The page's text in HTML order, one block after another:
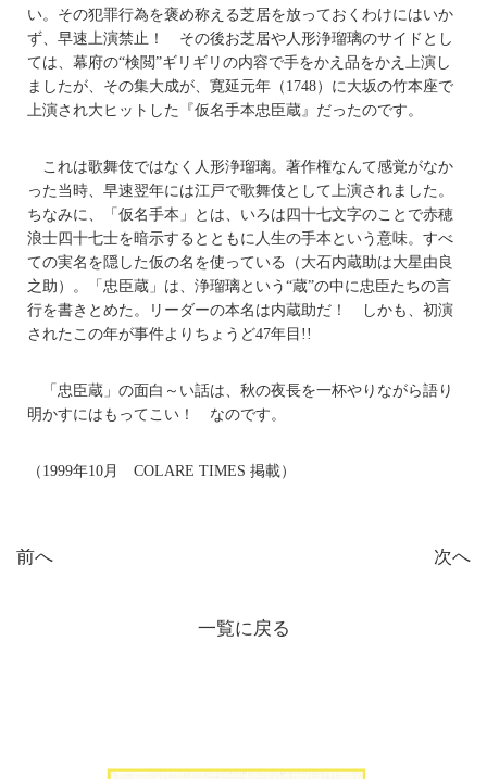
い。その犯罪行為を褒め称える芝居を放っておくわけにはいか
ず、早速上演禁止！ その後お芝居や人形浄瑠璃のサイドとし
ては、幕府の“検閲”ギリギリの内容で手をかえ品をかえ上演し
ましたが、その集大成が、寛延元年（1748）に大坂の竹本座で
上演され大ヒットした『仮名手本忠臣蔵』だったのです。
これは歌舞伎ではなく人形浄瑠璃。著作権なんて感覚がなか
った当時、早速翌年には江戸で歌舞伎として上演されました。
ちなみに、「仮名手本」とは、いろは四十七文字のことで赤穂
浪士四十七士を暗示するとともに人生の手本という意味。すべ
ての実名を隠した仮の名を使っている（大石内蔵助は大星由良
之助）。「忠臣蔵」は、浄瑠璃という“蔵”の中に忠臣たちの言
行を書きとめた。リーダーの本名は内蔵助だ！ しかも、初演
されたこの年が事件よりちょうど47年目!!
「忠臣蔵」の面白～い話は、秋の夜長を一杯やりながら語り
明かすにはもってこい！ なのです。
（1999年10月 COLARE TIMES 掲載）
前へ 次へ
一覧に戻る